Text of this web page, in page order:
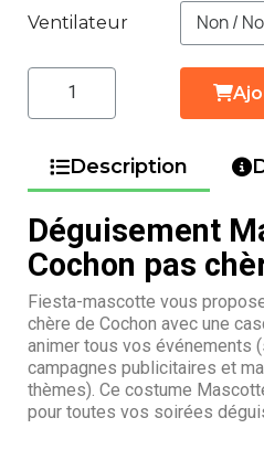
Ventilateur
Description
Déguisement
Cochon pas
Fiesta-mascotte vous
chère de Cochon avec une
animer tous vos événements
campagnes publicitaires et
thèmes). Ce costume
pour toutes vos soirées